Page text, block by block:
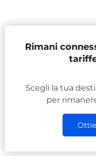
Rimani
Scegli la tua
per